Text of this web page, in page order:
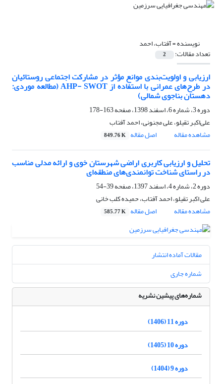
نویسنده =آفتاب، احمد
تعداد مقالات: 2
ارزیابی و اولویت‌بندی موانع مؤثر در مشارکت اجتماعی روستائیان
در طرح‌های عمرانی با استفاده از AHP- SWOT (مطالعه موردی:
دهستان بناجوی شمالی)
دوره 3، شماره 6، اسفند 1398، صفحه
163-178
علی‌اکبر تقیلو، علی مجنونی، احمد آفتاب
مشاهده مقاله
اصل مقاله 849.76 K
تحلیل و ارزیابی کاربری اراضی شهرستان خوی و ارائه مدلی مناسب
در راستای شناخت توانمندی‌های منطقه‌ای
دوره 2، شماره 4، اسفند 1397، صفحه
39-54
علی اکبر تقیلو، احمد آفتاب، حمیده کلب خانی
مشاهده مقاله
اصل مقاله 585.77 K
مقالات آماده انتشار
شماره جاری
شماره‌های پیشین نشریه
دوره 11 (1406)
دوره 10 (1405)
دوره 9 (1404)